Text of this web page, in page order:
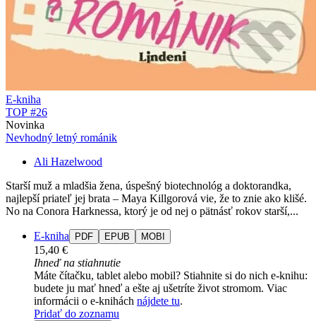
E-kniha
TOP #26
Novinka
Nevhodný letný románik
Ali Hazelwood
Starší muž a mladšia žena, úspešný biotechnológ a doktorandka,
najlepší priateľ jej brata – Maya Killgorová vie, že to znie ako klišé.
No na Conora Harknessa, ktorý je od nej o pätnásť rokov starší,...
E-kniha PDF EPUB MOBI
15,40 €
Ihneď na stiahnutie
Máte čítačku, tablet alebo mobil? Stiahnite si do nich e-knihu:
budete ju mať hneď a ešte aj ušetríte život stromom. Viac
informácii o e-knihách nájdete tu.
Pridať do zoznamu